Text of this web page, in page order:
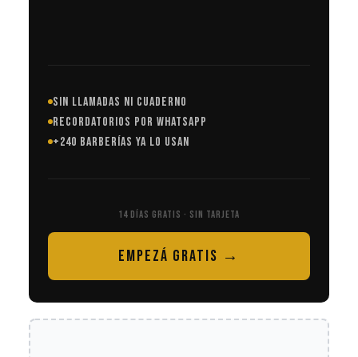
SIN LLAMADAS NI CUADERNO
RECORDATORIOS POR WHATSAPP
+240 BARBERÍAS YA LO USAN
14 DÍAS GRATIS · SIN TARJETA
EMPEZÁ GRATIS →